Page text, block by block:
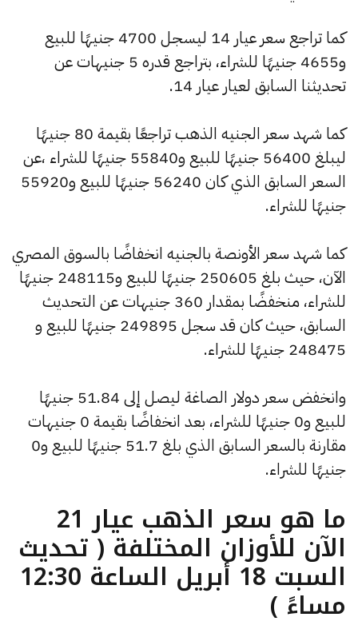
كما تراجع سعر عيار 14 ليسجل 4700 جنيهًا للبيع
و4655 جنيهًا للشراء، بتراجع قدره 5 جنيهات عن
تحديثنا السابق لعيار عيار 14.
كما شهد سعر الجنيه الذهب تراجعًا بقيمة 80 جنيهًا
ليبلغ 56400 جنيهًا للبيع و55840 جنيهًا للشراء ،عن
السعر السابق الذي كان 56240 جنيهًا للبيع و55920
جنيهًا للشراء.
كما شهد سعر الأونصة بالجنيه انخفاضًا بالسوق المصري
الآن، حيث بلغ 250605 جنيهًا للبيع و248115 جنيهًا
للشراء، منخفضًا بمقدار 360 جنيهات عن التحديث
السابق، حيث كان قد سجل 249895 جنيهًا للبيع و
248475 جنيهًا للشراء.
وانخفض سعر دولار الصاغة ليصل إلى 51.84 جنيهًا
للبيع و0 جنيهًا للشراء، بعد انخفاضًا بقيمة 0 جنيهات
مقارنة بالسعر السابق الذي بلغ 51.7 جنيهًا للبيع و0
جنيهًا للشراء.
ما هو سعر الذهب عيار 21
الآن للأوزان المختلفة ( تحديث
السبت 18 أبريل الساعة 12:30
مساءً )